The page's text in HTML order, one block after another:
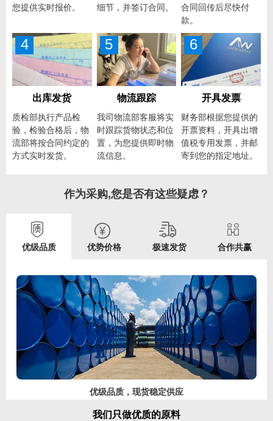
您提供实时报价。
细节，并签订合同。
合同回传后尽快付
款。
4
出库发货
质检部执行产品检
验，检验合格后，物
流部将按合同约定的
方式实时发货。
5
物流跟踪
我司物流部客服将实
时跟踪货物状态和位
置，为您提供即时物
流信息。
6
开具发票
财务部根据您提供的
开票资料，开具出增
值税专用发票，并邮
寄到您的指定地址。
作为采购,您是否有这些疑虑？
优级品质 优势价格 极速发货 合作共赢
优级品质，现货稳定供应
我们只做优质的原料